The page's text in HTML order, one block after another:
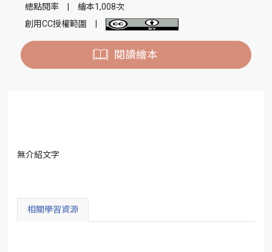
總點閱率
繪本1,008次
創用CC授權範圍
閱讀繪本
無介紹文字
相關學習資源